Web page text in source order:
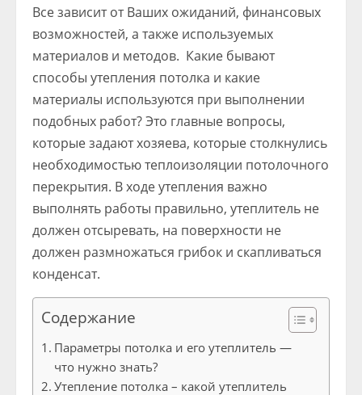
Все зависит от Ваших ожиданий, финансовых
возможностей, а также используемых
материалов и методов. Какие бывают
способы утепления потолка и какие
материалы используются при выполнении
подобных работ? Это главные вопросы,
которые задают хозяева, которые столкнулись
необходимостью теплоизоляции потолочного
перекрытия. В ходе утепления важно
выполнять работы правильно, утеплитель не
должен отсыревать, на поверхности не
должен размножаться грибок и скапливаться
конденсат.
Содержание
Параметры потолка и его утеплитель —
что нужно знать?
Утепление потолка – какой утеплитель